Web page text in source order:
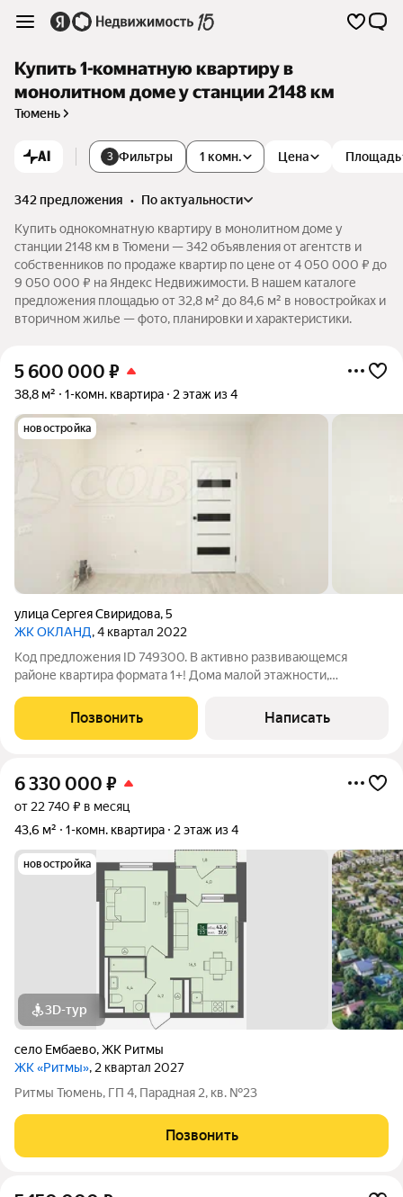
Купить 1-комнатную квартиру в
монолитном доме у станции 2148 км
Тюмень
AI 3 Фильтры 1 комн. Цена Площадь
342 предложения •
по актуальности
Купить однокомнатную квартиру в монолитном доме у
станции 2148 км в Тюмени — 342 объявления от агентств и
собственников по продаже квартир по цене от 4 050 000 ₽ до
9 050 000 ₽ на Яндекс Недвижимости. В нашем каталоге
предложения площадью от 32,8 м² до 84,6 м² в новостройках и
вторичном жилье — фото, планировки и характеристики.
5 600 000 ₽
38,8 м² 1-комн. квартира 2 этаж из 4
новостройка
улица Сергея Свиридова,5
ЖК ОКЛАНД, 4 квартал 2022
Код предложения ID 749300. В активно развивающемся
районе квартира формата 1+! Дома малой этажности,
уютном, европейском пригороде, где нет места бетонным
высоткам, перекрывающим солнечный
Позвонить Написать
6 330 000 ₽
от 22 740 ₽ в месяц
43,6 м²
1-комн. квартира 2 этаж из 4
новостройка
3D-тур
село Ембаево,ЖК Ритмы
ЖК «Ритмы», 2 квартал 2027
Ритмы Тюмень, ГП 4, Парадная 2, кв. №23
Позвонить